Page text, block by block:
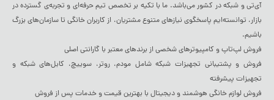
آی‌تی و شبکه در کشور می‌باشد. ما با تکیه بر تخصص تیم حرفه‌ای و تجربه‌ی گسترده در
بازار، توانسته‌ایم پاسخگوی نیازهای متنوع مشتریان، از کاربران خانگی تا سازمان‌های بزرگ
باشیم.
فروش لپ‌تاپ و کامپیوترهای شخصی از برندهای معتبر با گارانتی اصلی
فروش و پشتیبانی تجهیزات شبکه شامل مودم، روتر، سوییچ، کابل‌های شبکه و
تجهیزات پیشرفته
فروش لوازم خانگی هوشمند و دیجیتال با بهترین قیمت و خدمات پس از فروش